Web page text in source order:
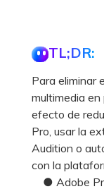
TL;DR:
Para eliminar
multimedia en
efecto de
Pro, usar la
Audition o
con la
● Adobe